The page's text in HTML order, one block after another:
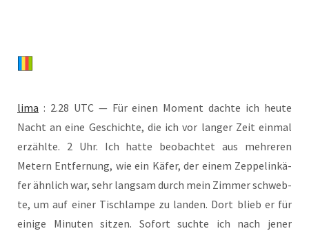
lima : 2.28 UTC — Für einen Moment dach­te ich heu­te
Nacht an eine Geschich­te, die ich vor lan­ger Zeit ein­mal
erzähl­te. 2 Uhr. Ich hat­te beob­ach­tet aus meh­re­ren
Metern Ent­fer­nung, wie ein Käfer, der einem Zep­pel­in­kä­
fer ähn­lich war, sehr lang­sam durch mein Zim­mer schweb­
te, um auf einer Tisch­lam­pe zu lan­den. Dort blieb er für
eini­ge Minu­ten sit­zen. Sofort such­te ich nach jener